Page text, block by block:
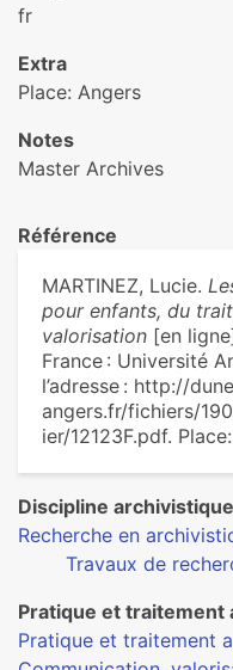
fr
Extra
Place: Angers
Notes
Master Archives
Référence
MARTINEZ, Lucie.
pour enfants, du
valorisation [en
France : Université
l’adresse : http://
angers.fr/fichiers/
ier/12123F.pdf.
Discipline archivistique
Recherche en
Travaux de
Pratique et traitement
Pratique et traitement